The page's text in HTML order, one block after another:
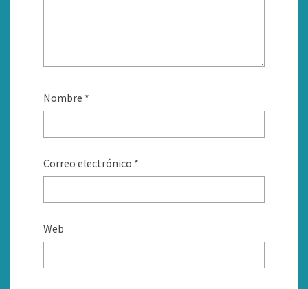
Nombre *
Correo electrónico *
Web